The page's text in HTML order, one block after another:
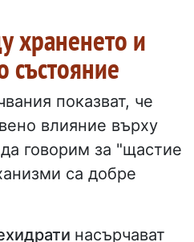
храненето и
състояние
показват, че
влияние върху
говорим за "щастие
са добре
насърчават